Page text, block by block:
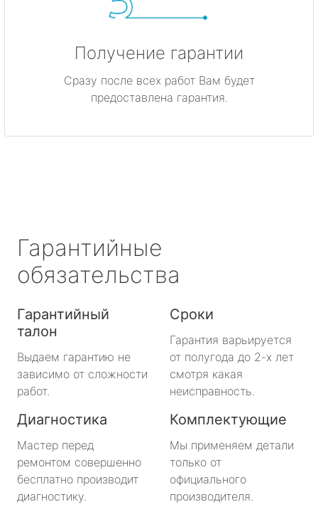
Получение гарантии
Сразу после всех работ Вам будет
предоставлена гарантия.
Гарантийные
обязательства
Гарантийный
талон
Выдаем гарантию не
зависимо от сложности
работ.
Сроки
Гарантия варьируется
от полугода до 2-х лет
смотря какая
неисправность.
Диагностика
Мастер перед
ремонтом совершенно
бесплатно производит
диагностику.
Комплектующие
Мы применяем детали
только от
официального
производителя.